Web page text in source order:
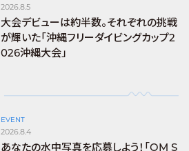
2026.8.5
大会デビューは約半数。それぞれの挑戦
が輝いた「沖縄フリーダイビングカップ2
026沖縄大会」
EVENT
2026.8.4
あなたの水中写真を応募しよう！「OM S